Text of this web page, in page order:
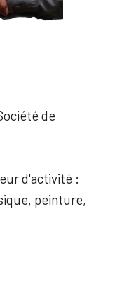
de
d'activité :
peinture,